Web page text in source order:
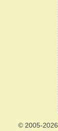
© 2005-2026